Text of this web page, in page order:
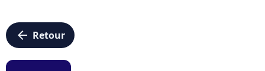
arrow_left Retour